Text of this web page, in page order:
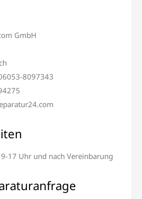
GmbH
8097343
17 Uhr und nach Vereinbarung